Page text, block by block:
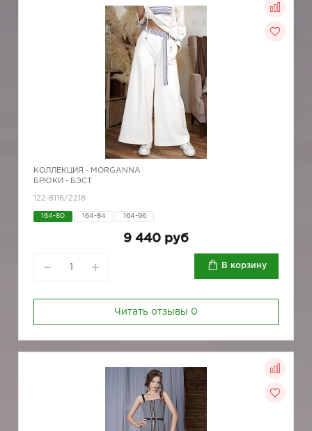
КОЛЛЕКЦИЯ - MORGANNA
БРЮКИ - БЭСТ
122-8116/2218
164-80 164-84 164-96
9 440 руб
В корзину
Читать отзывы 0